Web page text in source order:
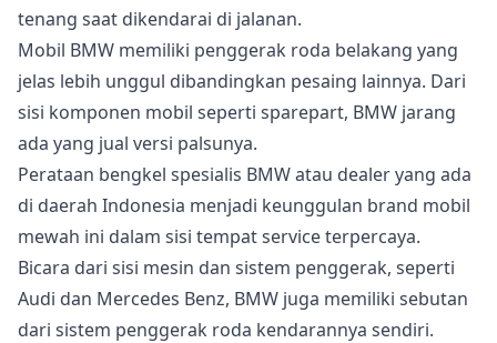
tenang saat dikendarai di jalanan.
Mobil BMW memiliki penggerak roda belakang yang
jelas lebih unggul dibandingkan pesaing lainnya. Dari
sisi komponen mobil seperti sparepart, BMW jarang
ada yang jual versi palsunya.
Perataan bengkel spesialis BMW atau dealer yang ada
di daerah Indonesia menjadi keunggulan brand mobil
mewah ini dalam sisi tempat service terpercaya.
Bicara dari sisi mesin dan sistem penggerak, seperti
Audi dan Mercedes Benz, BMW juga memiliki sebutan
dari sistem penggerak roda kendarannya sendiri.